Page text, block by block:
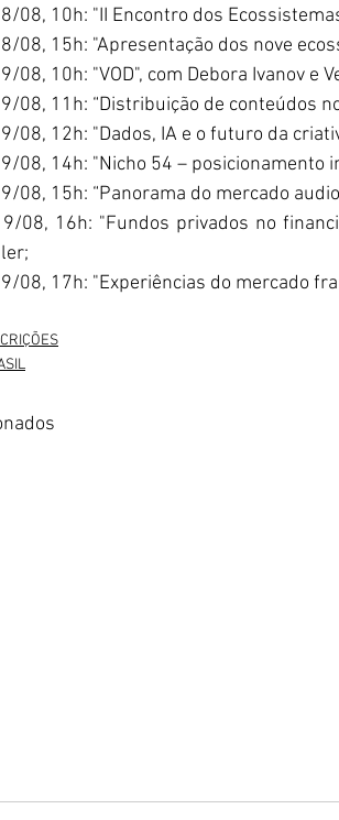
08, 10h: "II Encontro dos
08, 15h: "Apresentação dos nove
08, 10h: "VOD", com Debora Ivanov e
08, 11h: “Distribuição de conteúdos
08, 12h: "Dados, IA e o futuro da
08, 14h: "Nicho 54 – posicionamento
08, 15h: “Panorama do mercado
08, 16h: "Fundos privados no
08, 17h: "Experiências do mercado